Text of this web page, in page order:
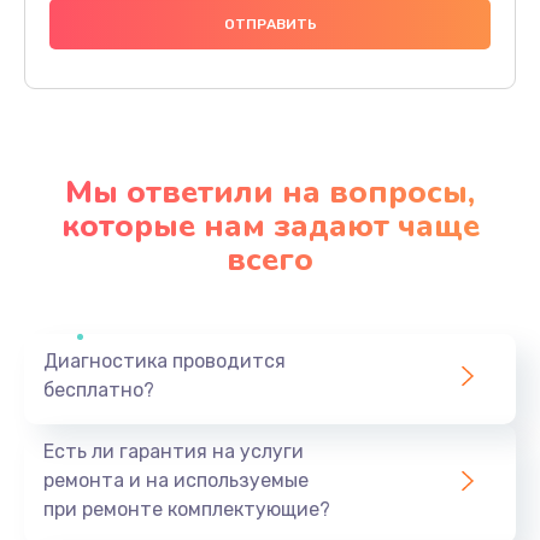
1140 руб.
Заказать
Ремонт разъема питания
Заказать
Мы ответили на вопросы,
которые нам задают чаще
всего
Диагностика проводится
бесплатно?
Есть ли гарантия на услуги
ремонта и на используемые
при ремонте комплектующие?